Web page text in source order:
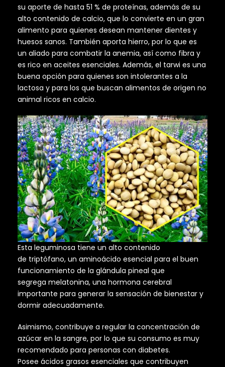
su aporte de hasta 51 % de proteínas, además de su
alto contenido de calcio, que lo convierte en un gran
alimento para quienes desean mantener dientes y
huesos sanos. También aporta hierro, por lo que es
un aliado para combatir la anemia, así como fibra y
es rico en aceites esenciales. Además, el tarwi es una
buena opción para quienes son intolerantes a la
lactosa y para los que buscan alimentos de origen no
animal ricos en calcio.
Esta leguminosa tiene un alto contenido
de triptófano, un aminoácido esencial para el buen
funcionamiento de la glándula pineal que
segrega melatonina, una hormona cerebral
importante para generar la sensación de bienestar y
dormir adecuadamente.
Asimismo, contribuye a regular la concentración de
azúcar en la sangre, por lo que su consumo es muy
recomendado para personas con diabetes.
Posee ácidos grasos esenciales que contribuyen